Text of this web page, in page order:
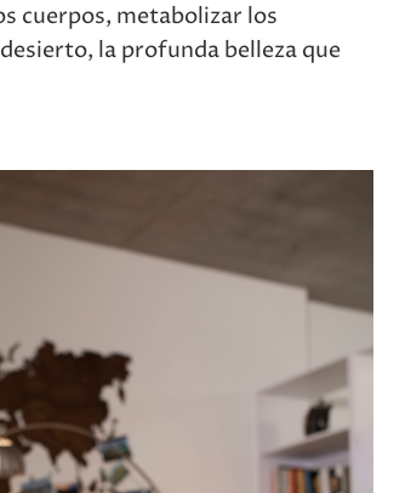
cuerpos, metabolizar los
la profunda belleza que